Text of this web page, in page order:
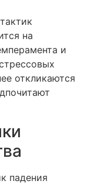
на
и
откликаются
падения